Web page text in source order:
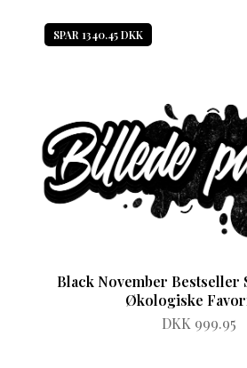
SPAR 1340.45 DKK
Black November Bestseller
Økologiske
DKK 999.95